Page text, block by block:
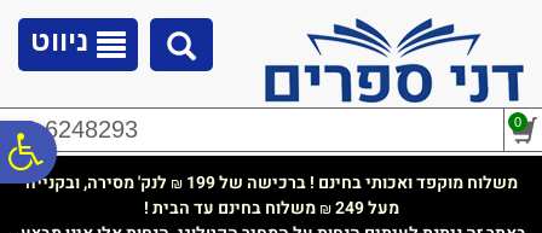
נגישות
ניווט
02-6248293 0
משלוח מוקפד ואכותי בחינם ! ברכישה של 199 ₪ לנק' מסירה, ובקנייה
מעל 249
₪משלוח בחינם עד הבית !